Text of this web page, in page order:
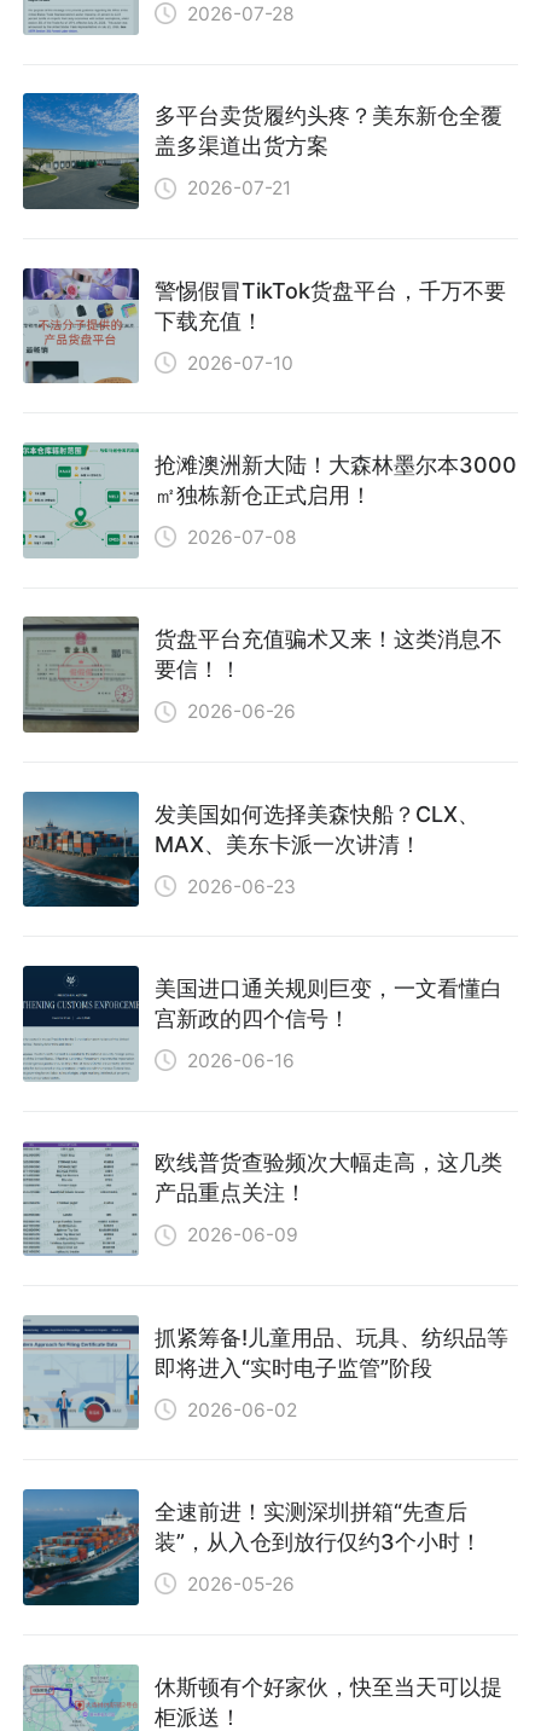
2026-07-28
多平台卖货履约头疼？美东新仓全覆
盖多渠道出货方案
2026-07-21
警惕假冒TikTok货盘平台，千万不要
下载充值！
2026-07-10
抢滩澳洲新大陆！大森林墨尔本3000
㎡独栋新仓正式启用！
2026-07-08
货盘平台充值骗术又来！这类消息不
要信！！
2026-06-26
发美国如何选择美森快船？CLX、
MAX、美东卡派一次讲清！
2026-06-23
美国进口通关规则巨变，一文看懂白
宫新政的四个信号！
2026-06-16
欧线普货查验频次大幅走高，这几类
产品重点关注！
2026-06-09
抓紧筹备!儿童用品、玩具、纺织品等
即将进入“实时电子监管”阶段
2026-06-02
全速前进！实测深圳拼箱“先查后
装”，从入仓到放行仅约3个小时！
2026-05-26
休斯顿有个好家伙，快至当天可以提
柜派送！